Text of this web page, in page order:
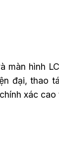
hình
đại, thao
xác cao